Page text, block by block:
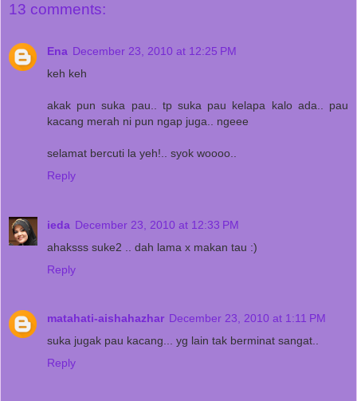
13 comments:
Ena December 23, 2010 at 12:25 PM
keh keh
akak pun suka pau.. tp suka pau kelapa kalo ada.. pau
kacang merah ni pun ngap juga.. ngeee
selamat bercuti la yeh!.. syok woooo..
Reply
ieda December 23, 2010 at 12:33 PM
ahaksss suke2 .. dah lama x makan tau :)
Reply
matahati-aishahazhar December 23, 2010 at 1:11 PM
suka jugak pau kacang... yg lain tak berminat sangat..
Reply